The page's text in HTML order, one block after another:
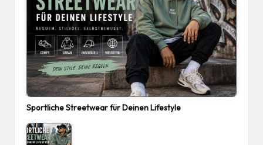
Sportliche Streetwear für Deinen Lifestyle